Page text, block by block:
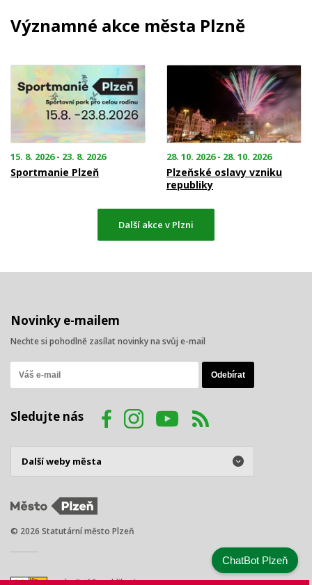
Významné akce města Plzně
15. 8. 2026 - 23. 8. 2026
Sportmanie Plzeň
28. 10. 2026 - 28. 10. 2026
Plzeňské oslavy vzniku
republiky
Další akce v Plzni
Novinky e-mailem
Nechte si pohodlně zasílat novinky na svůj e-mail
Sledujte nás
© 2026 Statutární město Plzeň
ChatBot Plzeň